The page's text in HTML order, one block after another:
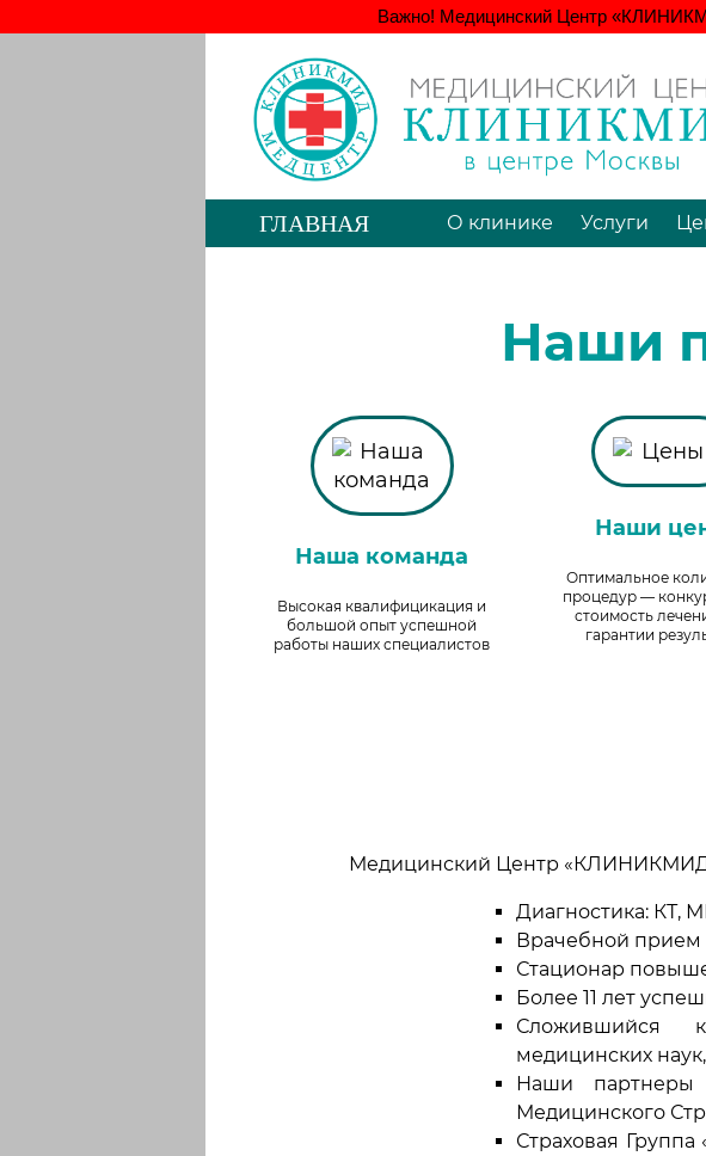
Важно! Медицинский Центр
ГЛАВНАЯ О клинике Услуги
Наши
Наша команда
Высокая квалифицикация и
большой опыт успешной
работы наших специалистов
Наши
Оптимальное
процедур —
стоимость
гарантии
Медицинский Центр
Диагностика: КТ,
Врачебной прием
Стационар
Более 11 лет
Сложившийся
медицинских
Наши партнеры
Медицинского
Страховая